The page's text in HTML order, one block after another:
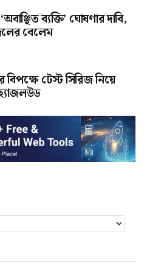
ব্যক্তি’ ঘোষণার দাবি,
বেলেম
বিপক্ষে টেস্ট সিরিজ নিয়ে